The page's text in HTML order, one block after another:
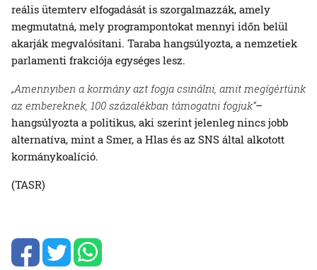
reális ütemterv elfogadását is szorgalmazzák, amely
megmutatná, mely programpontokat mennyi időn belül
akarják megvalósítani. Taraba hangsúlyozta, a nemzetiek
parlamenti frakciója egységes lesz.
„Amennyiben a kormány azt fogja csinálni, amit megígértünk
az embereknek, 100 százalékban támogatni fogjuk“–
hangsúlyozta a politikus, aki szerint jelenleg nincs jobb
alternatíva, mint a Smer, a Hlas és az SNS által alkotott
kormánykoalíció.
(TASR)